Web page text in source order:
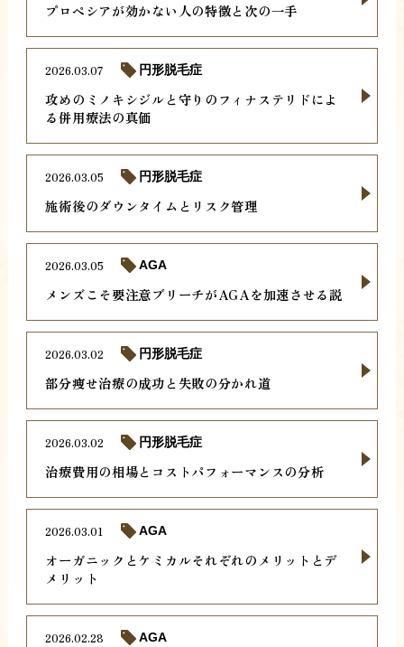
プロペシアが効かない人の特徴と次の一手
攻めのミノキシジルと守りのフィナステリドによ
る併用療法の真価
2026.03.07 円形脱毛症
施術後のダウンタイムとリスク管理
2026.03.05 円形脱毛症
メンズこそ要注意ブリーチがAGAを加速させる説
2026.03.05 AGA
部分痩せ治療の成功と失敗の分かれ道
2026.03.02 円形脱毛症
治療費用の相場とコストパフォーマンスの分析
2026.03.02 円形脱毛症
オーガニックとケミカルそれぞれのメリットとデ
メリット
2026.03.01 AGA
2026.02.28 AGA